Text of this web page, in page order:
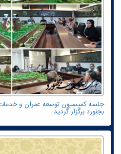
جلسه کمیسیون توسعه عمران و
بجنورد برگزار گردید